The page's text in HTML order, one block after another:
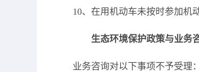
10、在用机动车未按时参加机
生态环境保护政策与业务
业务咨询对以下事项不予受理：